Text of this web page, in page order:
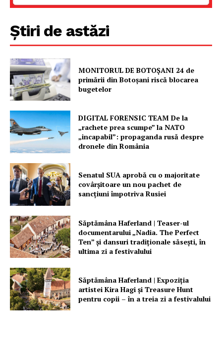
Știri de astăzi
MONITORUL DE BOTOȘANI 24 de
primării din Botoșani riscă blocarea
bugetelor
DIGITAL FORENSIC TEAM De la
„rachete prea scumpe” la NATO
„incapabil”: propaganda rusă despre
dronele din România
Senatul SUA aprobă cu o majoritate
covârșitoare un nou pachet de
sancțiuni împotriva Rusiei
Săptămâna Haferland | Teaser-ul
documentarului „Nadia. The Perfect
Ten” şi dansuri tradiţionale săseşti, în
ultima zi a festivalului
Săptămâna Haferland | Expoziţia
artistei Kira Hagi şi Treasure Hunt
pentru copii – în a treia zi a festivalului